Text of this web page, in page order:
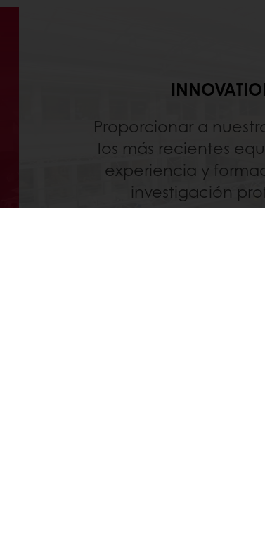
Proporcionar a
los más recientes
experiencia y
investigación
tendencias